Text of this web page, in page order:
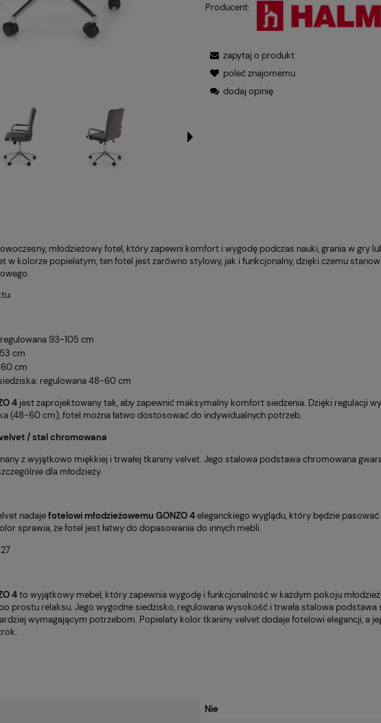
369,00 zł
Cena regularna:
479,00 zł
Najniższa cena:
Fotel Unique CITY szary
Cena regularna:
469,00 zł
Producent:
zapytaj o produkt
poleć znajomemu
dodaj opinię
młodzieżowy fotel, który zapewni komfort i wygodę podczas nauki, grania w gry
w kolorze popielatym, ten fotel jest zarówno stylowy, jak i funkcjonalny, dzięki czemu
93-105 cm
cm
60 cm
regulowana 48-60 cm
4 jest zaprojektowany tak, aby zapewnić maksymalny komfort siedzenia. Dzięki regulacji
(48-60 cm), fotel można łatwo dostosować do indywidualnych potrzeb.
/ stal chromowana
z wyjątkowo miękkiej i trwałej tkaniny velvet. Jego stalowa podstawa chromowana
dla młodzieży.
nadajefotelowi młodzieżowemu GONZO 4eleganckiego wyglądu, który będzie
sprawia, że fotel jest łatwy do dopasowania do innych mebli.
4to wyjątkowy mebel, który zapewnia wygodę i funkcjonalność w każdym pokoju
prostu relaksu. Jego wygodne siedzisko, regulowana wysokość i trwała stalowa podstawa
wymagającym potrzebom. Popielaty kolor tkaniny velvet dodaje fotelowi elegancji, a
Nie